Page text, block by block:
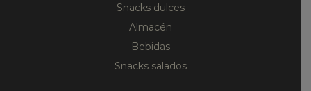
Snacks dulces
Almacén
Bebidas
Snacks salados